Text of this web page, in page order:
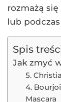
rozmażą
lub
Spis
Jak zmyć
5.
4.
Mascara